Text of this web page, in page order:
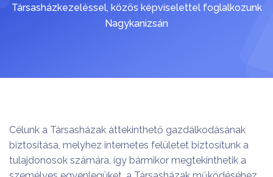
Társasházkezeléssel, közös képviselettel foglalkozunk
Nagykanizsán
Célunk a Társasházak áttekinthető gazdálkodásának
biztosítása, melyhez internetes felületet biztosítunk a
tulajdonosok számára, így bármikor megtekinthetik a